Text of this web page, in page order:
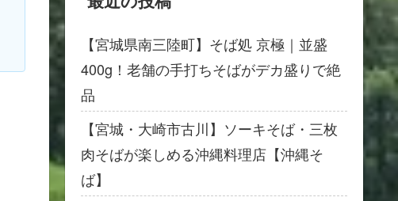
【宮城県南三陸町】そば処 京極｜並盛
400g！老舗の手打ちそばがデカ盛りで絶
品
【宮城・大崎市古川】ソーキそば・三枚
肉そばが楽しめる沖縄料理店【沖縄そ
ば】